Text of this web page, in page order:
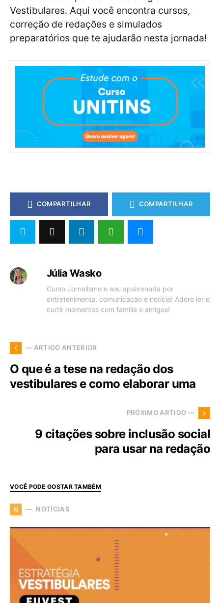
Vestibulares. Aqui você encontra cursos,
correção de redações e simulados
preparatórios que te ajudarão nesta jornada!
COMPARTILHAR COMPARTILHAR
Júlia Wasko
Curso Jornalismo e sou apaixonada por
entretenimento, comunicação e notícia! Adoro ler e
curtir momentos com família e amigos!
— ARTIGO ANTERIOR
O que é a tese na redação dos
vestibulares e como elaborar uma
PRÓXIMO ARTIGO —
9 citações sobre inclusão social
para usar na redação
VOCÊ PODE GOSTAR TAMBÉM
N NOTÍCIAS